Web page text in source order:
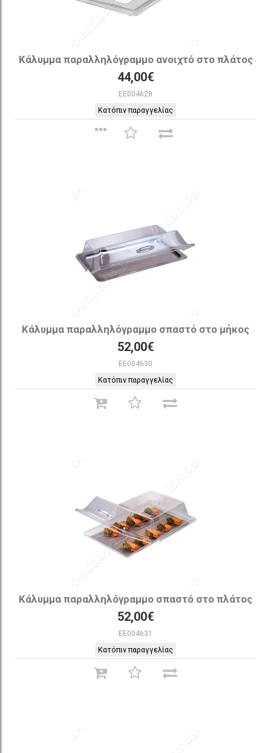
Κάλυμμα παραλληλόγραμμο ανοιχτό στο πλάτος
44,00€
EE004628
Κατόπιν παραγγελίας
Κάλυμμα παραλληλόγραμμο σπαστό στο μήκος
52,00€
EE004630
Κατόπιν παραγγελίας
Κάλυμμα παραλληλόγραμμο σπαστό στο πλάτος
52,00€
EE004631
Κατόπιν παραγγελίας